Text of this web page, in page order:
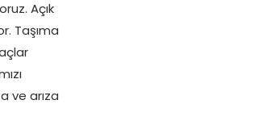
Açık
Taşıma
ve arıza